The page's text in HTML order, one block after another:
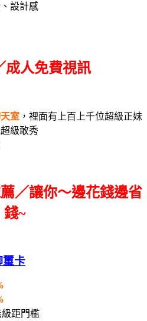
設計感
成人免費視訊
室 ，裡面有上百上千位超級正妹
級敢秀
／讓你～邊花錢邊省
錢~
璽卡
級距門檻